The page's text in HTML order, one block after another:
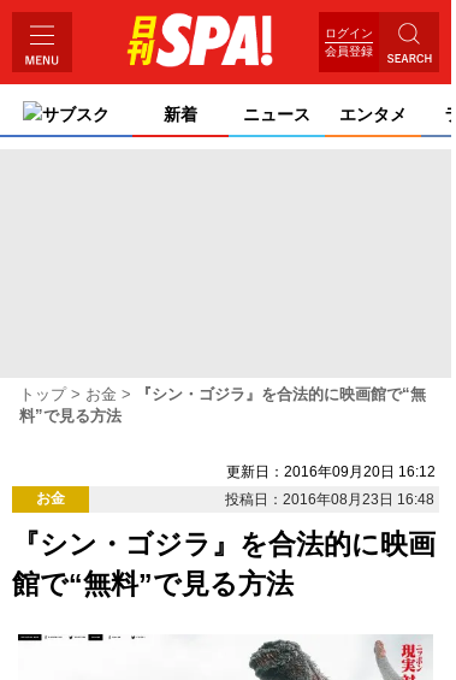
ログイン
会員登録
サブスク 新着 ニュース エンタメ
トップ お金
『シン・ゴジラ』を合法的に映画館で“無
料”で見る方法
更新日：2016年09月20日 16:12
お金
投稿日：2016年08月23日 16:48
『シン・ゴジラ』を合法的に映画
館で“無料”で見る方法